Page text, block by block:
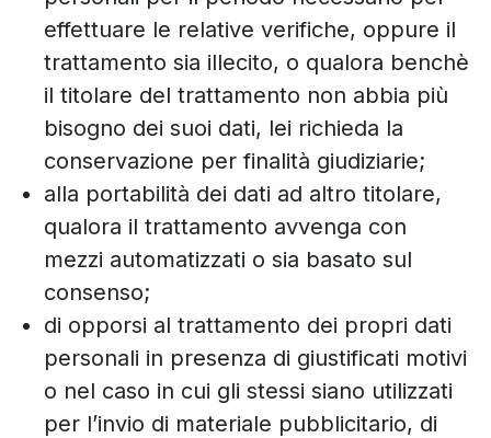
effettuare le relative verifiche, oppure il
trattamento sia illecito, o qualora benchè
il titolare del trattamento non abbia più
bisogno dei suoi dati, lei richieda la
conservazione per finalità giudiziarie;
alla portabilità dei dati ad altro titolare,
qualora il trattamento avvenga con
mezzi automatizzati o sia basato sul
consenso;
di opporsi al trattamento dei propri dati
personali in presenza di giustificati motivi
o nel caso in cui gli stessi siano utilizzati
per l’invio di materiale pubblicitario, di